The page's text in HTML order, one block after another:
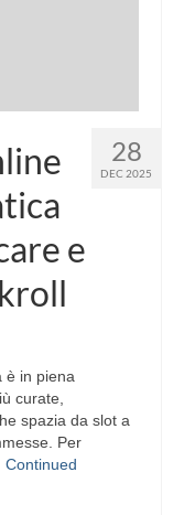
28
DEC 2025
e
è in piena
curate,
spazia da slot a
Per
Continued